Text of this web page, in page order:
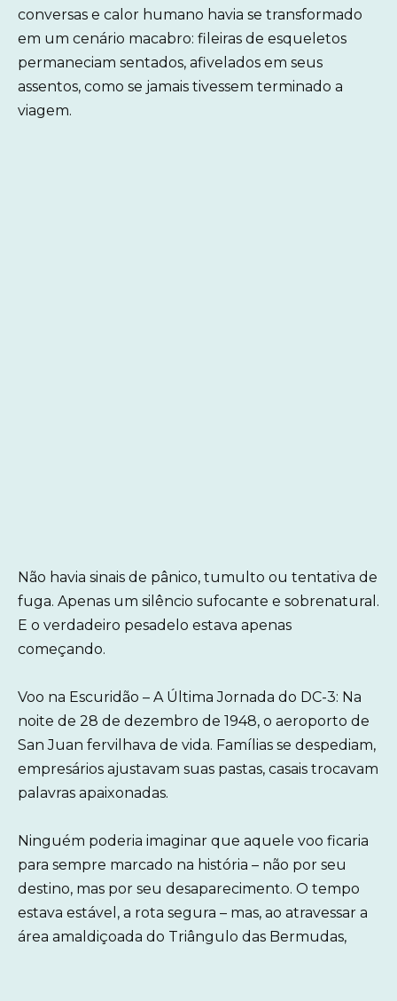
conversas e calor humano havia se transformado
em um cenário macabro: fileiras de esqueletos
permaneciam sentados, afivelados em seus
assentos, como se jamais tivessem terminado a
viagem.
Não havia sinais de pânico, tumulto ou tentativa de
fuga. Apenas um silêncio sufocante e sobrenatural.
E o verdadeiro pesadelo estava apenas
começando.
Voo na Escuridão – A Última Jornada do DC-3: Na
noite de 28 de dezembro de 1948, o aeroporto de
San Juan fervilhava de vida. Famílias se despediam,
empresários ajustavam suas pastas, casais trocavam
palavras apaixonadas.
Ninguém poderia imaginar que aquele voo ficaria
para sempre marcado na história – não por seu
destino, mas por seu desaparecimento. O tempo
estava estável, a rota segura – mas, ao atravessar a
área amaldiçoada do Triângulo das Bermudas,